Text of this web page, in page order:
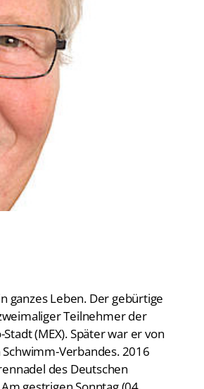
ganzes Leben. Der gebürtige
Teilnehmer der
(MEX). Später war er von
Verbandes. 2016
des Deutschen